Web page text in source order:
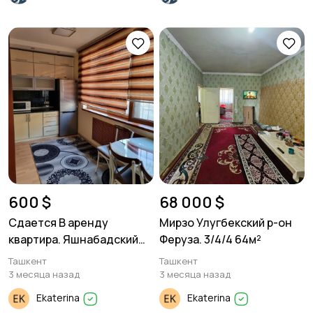
600 $
Сдается В аренду
квартира. Яшнабадский
район Тузель-1. 3/1/4 68м².
Ташкент
3 месяца назад
Ekaterina
68 000 $
Мирзо Улугбекский р-он
Феруза. 3/4/4 64м²
Ташкент
3 месяца назад
Ekaterina